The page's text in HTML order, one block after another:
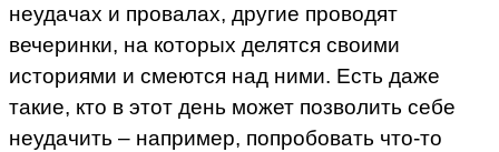
неудачах и провалах, другие проводят
вечеринки, на которых делятся своими
историями и смеются над ними. Есть даже
такие, кто в этот день может позволить себе
неудачить – например, попробовать что-то